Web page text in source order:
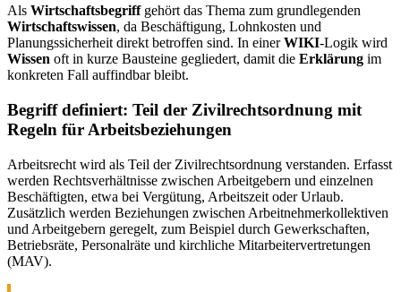
Als Wirtschaftsbegriffgehört das Thema zum grundlegenden
Wirtschaftswissen, da Beschäftigung, Lohnkosten und
Planungssicherheit direkt betroffen sind. In einerWIKI-Logik wird
Wissen oft in kurze Bausteine gegliedert, damit die Erklärung im
konkreten Fall auffindbar bleibt.
Begriff definiert: Teil der Zivilrechtsordnung mit
Regeln für Arbeitsbeziehungen
Arbeitsrecht wird als Teil der Zivilrechtsordnung verstanden. Erfasst
werden Rechtsverhältnisse zwischen Arbeitgebern und einzelnen
Beschäftigten, etwa bei Vergütung, Arbeitszeit oder Urlaub.
Zusätzlich werden Beziehungen zwischen Arbeitnehmerkollektiven
und Arbeitgebern geregelt, zum Beispiel durch Gewerkschaften,
Betriebsräte, Personalräte und kirchliche Mitarbeitervertretungen
(MAV).